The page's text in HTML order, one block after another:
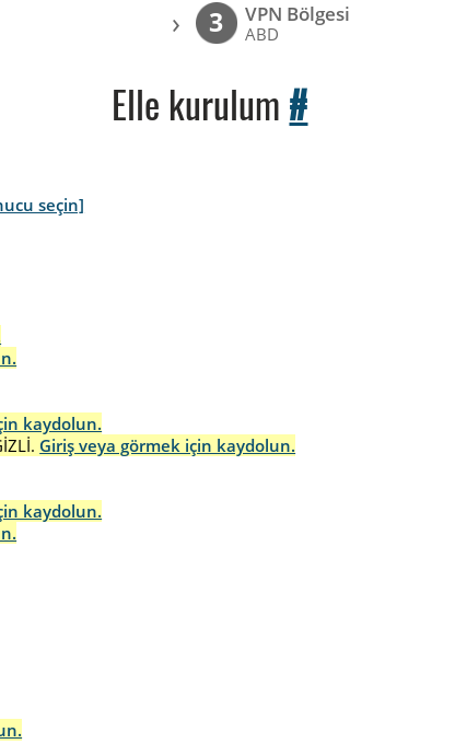
› 3 VPN Bölgesi
ABD
Elle kurulum #
seçin]
kaydolun.
Giriş veya görmek için kaydolun.
kaydolun.